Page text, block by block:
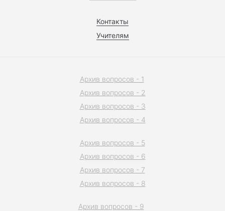
Контакты
Учителям
Архив вопросов - 1
Архив вопросов - 2
Архив вопросов - 3
Архив вопросов - 4
Архив вопросов - 5
Архив вопросов - 6
Архив вопросов - 7
Архив вопросов - 8
Архив вопросов - 9